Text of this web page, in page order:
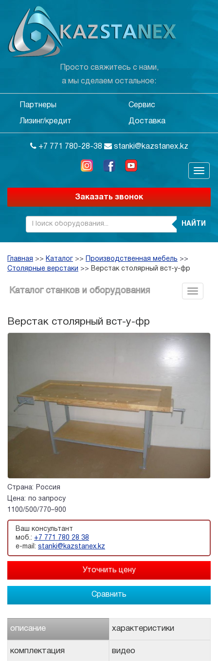
Просто свяжитесь с нами,
а мы сделаем остальное:
Партнеры Сервис
Лизинг/кредит Доставка
+7 771 780-28-38 stanki@kazstanex.kz
Заказать звонок
НАЙТИ
Главная >> Каталог >> Производственная мебель >>
Столярные верстаки >> Верстак столярный вст-у-фр
Каталог станков и оборудования
Верстак столярный вст-у-фр
Страна:
Россия
Цена:
по запросу
1100/500/770–900
Ваш консультант
моб.: +7 771 780 28 38
e-mail: stanki@kazstanex.kz
Сравнить
описание характеристики
комплектация видео